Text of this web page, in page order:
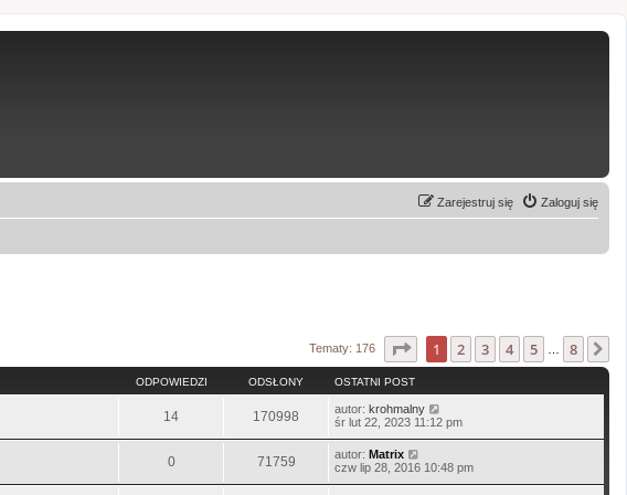
Zaloguj się
Zarejestruj się
Tematy: 176 Strona1 8
1 2 3 4 5 8
ODPOWIEDZI ODSŁONY OSTATNI POST
14 170998 autor: krohmalny
śr lut 22, 2023 11:12 pm
0 71759 autor: Matrix
czw lip 28, 2016 10:48 pm